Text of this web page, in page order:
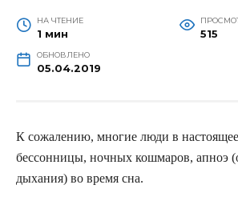
НА ЧТЕНИЕ
1 мин 515
ОБНОВЛЕНО
05.04.2019
К сожалению, многие люди в
бессонницы, ночных кошмаров, апноэ
дыхания) во время сна.